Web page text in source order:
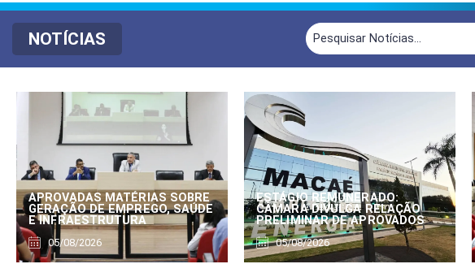
NOTÍCIAS
APROVADAS MATÉRIAS SOBRE
GERAÇÃO DE EMPREGO, SAÚDE
E INFRAESTRUTURA
05/08/2026
ESTÁGIO REMUNERADO:
CÂMARA DIVULGA RELAÇÃO
PRELIMINAR DE APROVADOS
05/08/2026